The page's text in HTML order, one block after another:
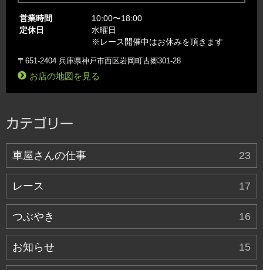
営業時間
10:00〜18:00
定休日
水曜日
※レース開催中はお休みを頂きます
〒651-2404 兵庫県神戸市西区岩岡町古郷301-28
お店の地図を見る
カテゴリー
車屋さんの仕事 23
レース 17
つぶやき 16
お知らせ 15